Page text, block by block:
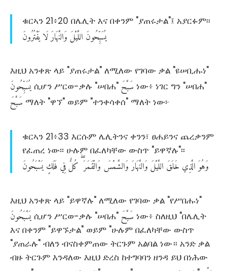
ቁርኣን 21፥20 በሌሊት እና በቀንም "ያጠሩታል"፤ አያርፉም፡፡
يُسَبِّحُونَاللَّيْلَوَالنَّهَارَلَايَفْتُرُونَ
እዚህ አንቀጽ ላይ "ያጠሩታል" ለሚለው የገባው ቃል "ዩሠቢሑነ"
يُسَبِّحُونَ ሲሆን ሥርወ-ቃሉ "ሠበሐ" سَبَّحَ ነው፥ ነገር ግን "ሠበሐ"
سَبَّحَ ማለት "ዋኘ" ወይም "ተንቀሳቀሰ" ማለት ነው፦
ቁርኣን 21፥33 እርሱም ሌሊትንና ቀንን፣ ፀሐይንና ጨረቃንም
የፈጠረ ነው፡፡ ሁሉም በፈለካቸው ውስጥ "ይዋኛሉ"፡፡
وَهُوَالَّذِيخَلَقَاللَّيْلَوَالنَّهَارَوَالشَّمْسَوَالْقَمَرَ كُلٌّفِيفَلَكٍيَسْبَحُونَ
እዚህ አንቀጽ ላይ "ይዋኛሉ" ለሚለው የገባው ቃል "የሥበሑነ"
يَسْبَحُونَ ሲሆን ሥርወ-ቃሉ "ሠበሐ" سَبَّحَ ነው፥ ስለዚህ "በሌሊት
እና በቀንም "ይዋኙታል" ወይም "ሁሉም በፈለካቸው ውስጥ
"ያጠራሉ" ብለን ብናስቀምጠው ትርጉም አልባል ነው። አንድ ቃል
ብዙ ትርጉም እንዳለው እዚህ ድረስ ከተግባባን ዘንዳ ይህ በነሕው